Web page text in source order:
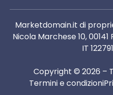
Marketdomain.it di
Nicola Marchese 10,
IT
Copyright © 2026 –
Termini e condizioni